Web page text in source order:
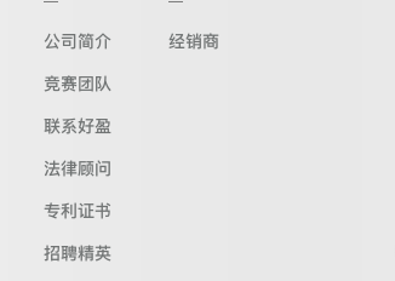
公司简介
竞赛团队
联系好盈
法律顾问
专利证书
招聘精英
经销商